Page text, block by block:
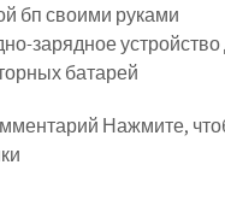
бп своими руками
зарядное устройство
батарей
Нажмите,